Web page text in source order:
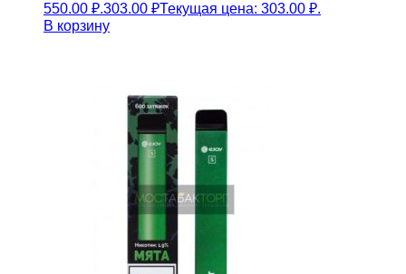
550.00 ₽.303.00 ₽Текущая цена: 303.00 ₽.
В корзину